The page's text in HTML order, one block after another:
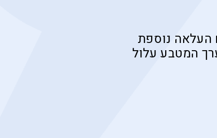
העלאה נוספת
המטבע עלול